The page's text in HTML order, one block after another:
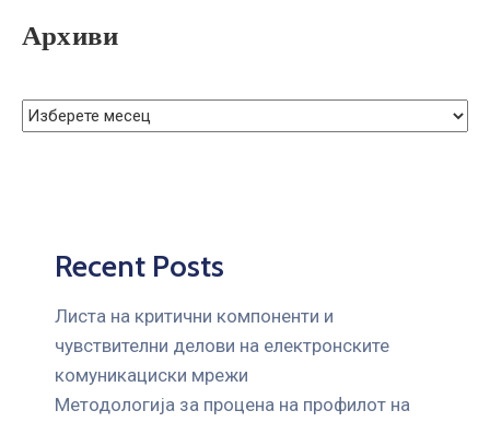
НАБАВКИ
Архиви
Recent Posts
Листа на критични компоненти и
чувствителни делови на електронските
комуникациски мрежи
Mетодологија за процена на профилот на